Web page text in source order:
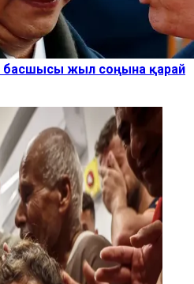
басшысы жыл соңына қарай